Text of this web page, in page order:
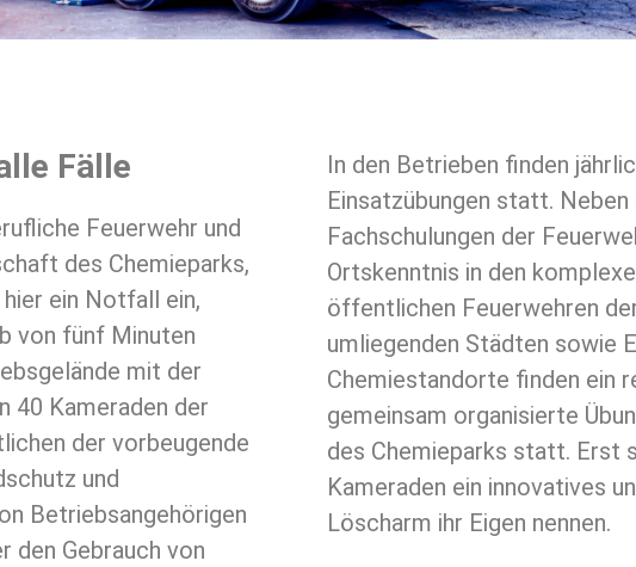
Fälle
Feuerwehr und
des Chemieparks,
ein Notfall ein,
von fünf Minuten
mit der
40 Kameraden der
der vorbeugende
und
Betriebsangehörigen
den Gebrauch von
In den Betrieben finden
Einsatzübungen statt.
Fachschulungen der
Ortskenntnis in den
öffentlichen Feuerwehren
umliegenden Städten sowie
Chemiestandorte finden ein
gemeinsam organisierte
des Chemieparks statt. Erst
Kameraden ein innovatives
Löscharm ihr Eigen nennen.